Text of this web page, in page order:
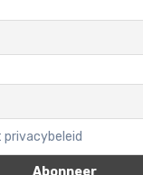
privacybeleid